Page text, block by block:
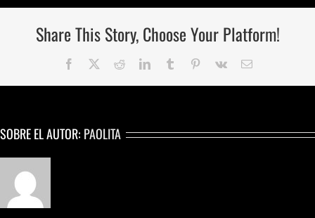
Share This Story, Choose Your Platform!
Facebook
TwitterRedditLinkedInTumblr Pinterest
Vk
Correo
SOBRE EL AUTOR: PAOLITA